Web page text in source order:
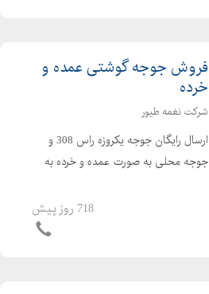
فروش جوجه گوشتی عمده و
خرده
شرکت نغمه طیور
ارسال رایگان جوجه یکروزه راس 308 و
جوجه محلی به صورت عمده و خرده به
کیفیت فروش مرغ بومی یک روزه به
صورت عمده و خرده بهترین قیمت جوجه
718 روز پیش